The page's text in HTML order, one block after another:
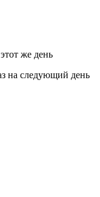
же день
на следующий день